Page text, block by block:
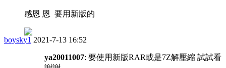
感恩 恩 要用新版的
boysky1 2021-7-13 16:52
ya20011007: 要使用新版RAR或是7Z解壓縮 試試看